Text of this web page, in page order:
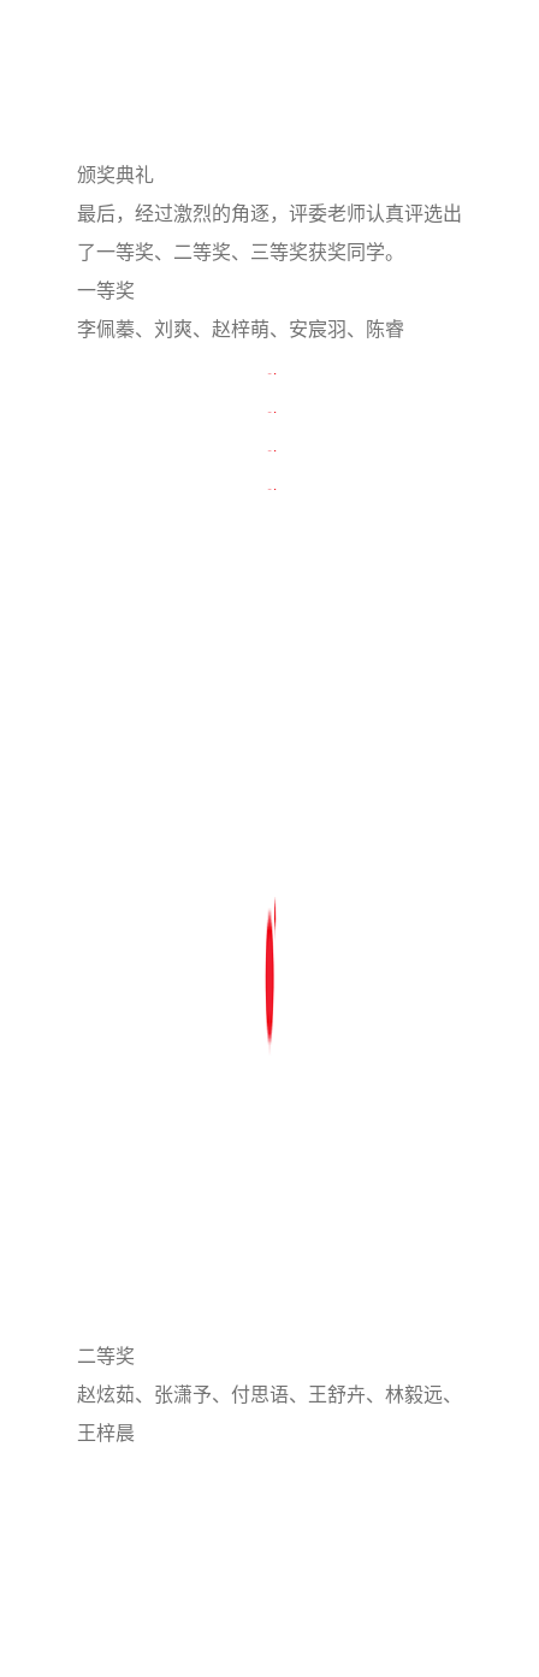
颁奖典礼
最后，经过激烈的角逐，评委老师认真评选出
了一等奖、二等奖、三等奖获奖同学。
一等奖
李佩蓁、刘爽、赵梓萌、安宸羽、陈睿
二等奖
赵炫茹、张潇予、付思语、王舒卉、林毅远、
王梓晨